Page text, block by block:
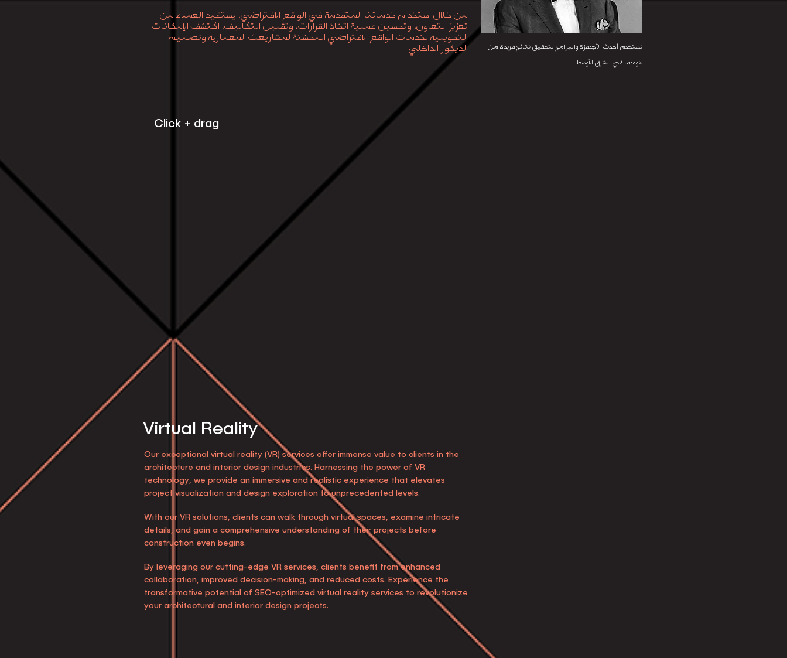
من خلال استخدام خدماتنا المتقدمة في الواقع الافتراضي، يستفيد العملاء من
تعزيز التعاون، وتحسين عملية اتخاذ القرارات، وتقليل التكاليف. اكتشف الإمكانات
التحويلية لخدمات الواقع الافتراضي المحسّنة لمشاريعك المعمارية وتصميم
الديكور الداخلي
نستخدم أحدث الأجهزة والبرامج لتحقيق نتائج فريدة من
نوعها في الشرق الأوسط.
Click + drag
Virtual Reality
Our exceptional virtual reality (VR) services offer immense value to clients in the
architecture and interior design industries. Harnessing the power of VR
technology, we provide an immersive and realistic experience that elevates
project visualization and design exploration to unprecedented levels.
With our VR solutions, clients can walk through virtual spaces, examine intricate
details, and gain a comprehensive understanding of their projects before
construction even begins.
By leveraging our cutting-edge VR services, clients benefit from enhanced
collaboration, improved decision-making, and reduced costs. Experience the
transformative potential of SEO-optimized virtual reality services to revolutionize
your architectural and interior design projects.